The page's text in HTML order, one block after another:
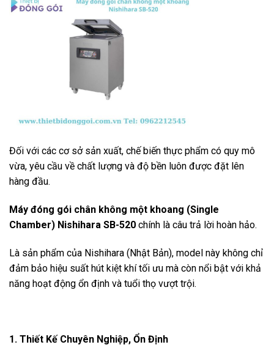
Đối với các cơ sở sản xuất, chế biến thực phẩm có quy mô
vừa, yêu cầu về chất lượng và độ bền luôn được đặt lên
hàng đầu.
Máy đóng gói chân không một khoang (Single
Chamber) Nishihara SB-520 chính là câu trả lời hoàn hảo.
Là sản phẩm của Nishihara (Nhật Bản), model này không chỉ
đảm bảo hiệu suất hút kiệt khí tối ưu mà còn nổi bật với khả
năng hoạt động ổn định và tuổi thọ vượt trội.
1. Thiết Kế Chuyên Nghiệp, Ổn Định